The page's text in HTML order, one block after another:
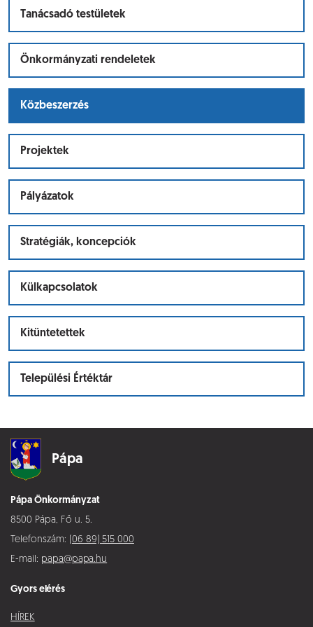
Tanácsadó testületek
Önkormányzati rendeletek
Közbeszerzés
Projektek
Pályázatok
Stratégiák, koncepciók
Külkapcsolatok
Kitüntetettek
Települési Értéktár
Pápa
Pápa Önkormányzat
8500 Pápa, Fő u. 5.
Telefonszám: (06 89) 515 000
E-mail: papa@papa.hu
Gyors elérés
HÍREK